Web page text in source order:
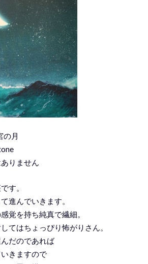
の月
りません
す。
進んでいきます。
覚を持ち純真で繊細。
てはちょっぴり怖がりさん。
だのであれば
きますので